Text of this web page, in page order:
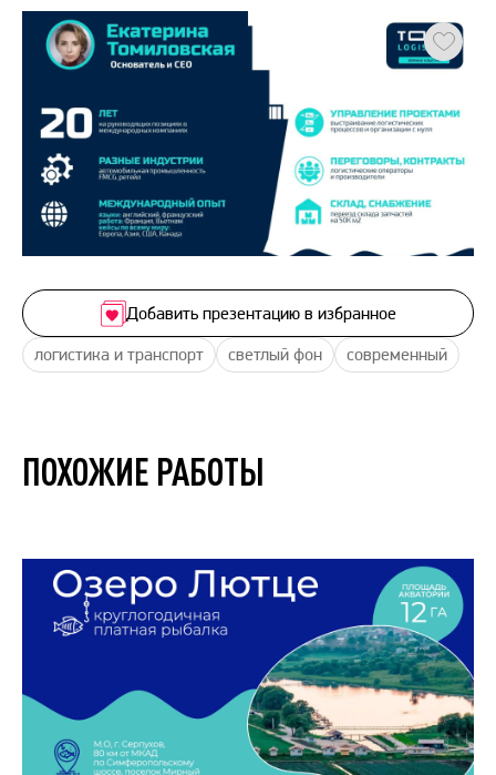
логистика и транспорт светлый фон современный
Добавить презентацию в избранное
ПОХОЖИЕ РАБОТЫ